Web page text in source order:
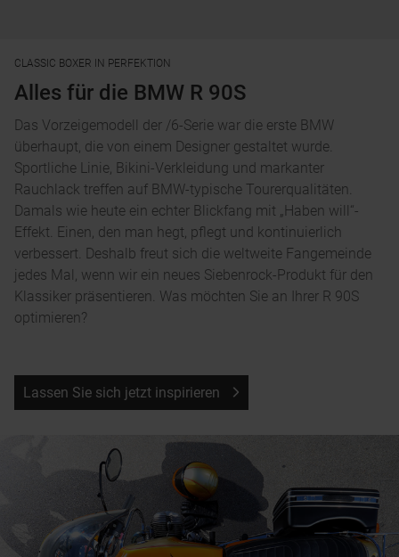
CLASSIC BOXER IN PERFEKTION
Alles für die BMW R 90S
Das Vorzeigemodell der /6-Serie war die erste BMW
überhaupt, die von einem Designer gestaltet wurde.
Sportliche Linie, Bikini-Verkleidung und markanter
Rauchlack treffen auf BMW-typische Tourerqualitäten.
Damals wie heute ein echter Blickfang mit „Haben will“-
Effekt. Einen, den man hegt, pflegt und kontinuierlich
verbessert. Deshalb freut sich die weltweite Fangemeinde
jedes Mal, wenn wir ein neues Siebenrock-Produkt für den
Klassiker präsentieren. Was möchten Sie an Ihrer R 90S
optimieren?
Lassen Sie sich jetzt inspirieren